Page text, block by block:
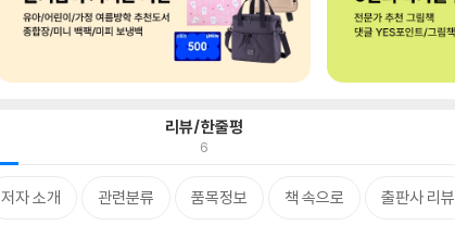
리뷰/한줄평
6
저자 소개 관련분류 품목정보 책 속으로 출판사 리뷰